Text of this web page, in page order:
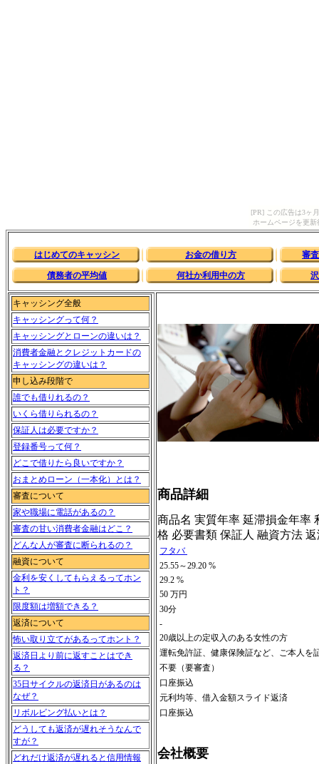
[PR] この広告は3ヶ
ホームページを更
はじめてのキャッシン お金の借り方 審
債務者の平均値 何社か利用中の方
キャッシング全般
キャッシングって何？
キャッシングとローンの違いは？
消費者金融とクレジットカードの
キャッシングの違いは？
申し込み段階で
誰でも借りれるの？
いくら借りられるの？
保証人は必要ですか？
登録番号って何？
どこで借りたら良いですか？
おまとめローン（一本化）とは？
審査について
家や職場に電話があるの？
審査の甘い消費者金融はどこ？
どんな人が審査に断られるの？
融資について
金利を安くしてもらえるってホン
ト？
限度額は増額できる？
返済について
怖い取り立てがあるってホント？
返済日より前に返すことはでき
る？
35日サイクルの返済日があるのは
なぜ？
リボルビング払いとは？
どうしても返済が遅れそうなんで
すが？
どれだけ返済が遅れると信用情報
商品詳細
商品名 実質年率 延滞損金年率
格 必要書類 保証人 融資方法
フタバ
25.55～29.20 %
29.2 %
50 万円
30分
-
20歳以上の定収入のある女性の方
運転免許証、健康保険証など、ご本人を
不要（要審査）
口座振込
元利均等、借入金額スライド返済
口座振込
会社概要